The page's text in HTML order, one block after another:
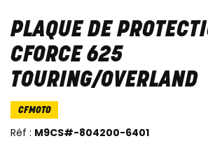
PLAQUE DE
CFORCE 625
TOURING/OVERLAND
CFMOTO
Réf : M9CS#-804200-6401